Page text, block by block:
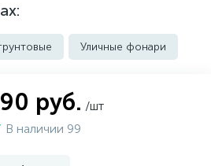
Уличные фонари
руб. /шт
В наличии 99